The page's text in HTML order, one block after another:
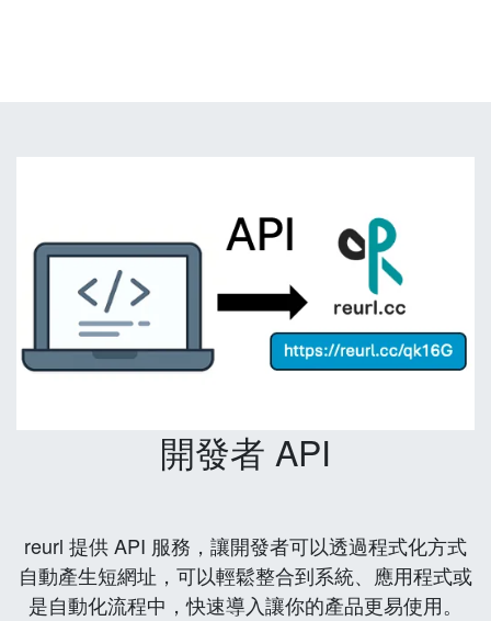
開發者 API
reurl 提供 API 服務，讓開發者可以透過程式化方式
自動產生短網址，可以輕鬆整合到系統、應用程式或
是自動化流程中，快速導入讓你的產品更易使用。